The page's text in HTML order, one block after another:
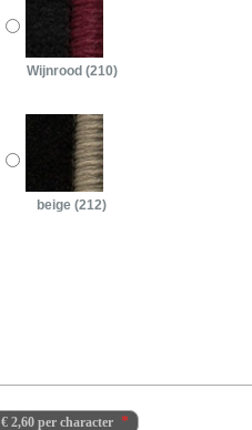
Wijnrood (210)
beige (212)
€ 2,60 per character